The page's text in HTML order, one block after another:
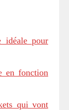
idéale pour
en fonction
qui vont